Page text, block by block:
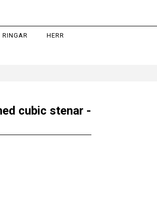
RINGAR HERR
cubic stenar -